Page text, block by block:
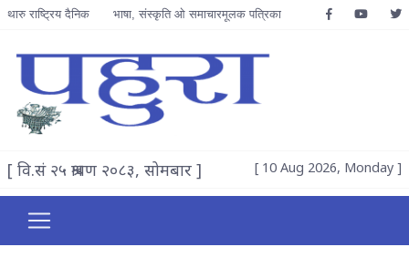
थारु राष्ट्रिय दैनिक भाषा, संस्कृति ओ समाचारमूलक पत्रिका
[ वि.सं २५ श्रावण २०८३, सोमबार ] [ 10 Aug 2026, Monday ]